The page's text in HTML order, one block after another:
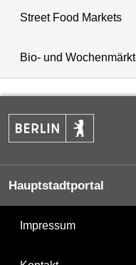
Street Food Markets
Bio- und
Hauptstadtportal
Impressum